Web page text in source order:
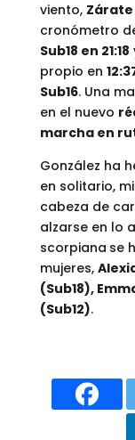
viento, Zárate
cronómetro
Sub18 en 21:18
propio en
Sub16. Una
en el nuevo
marcha en
González ha
en solitario,
cabeza de
alzarse en lo
scorpiana se
mujeres,
(Sub18),
(Sub12).